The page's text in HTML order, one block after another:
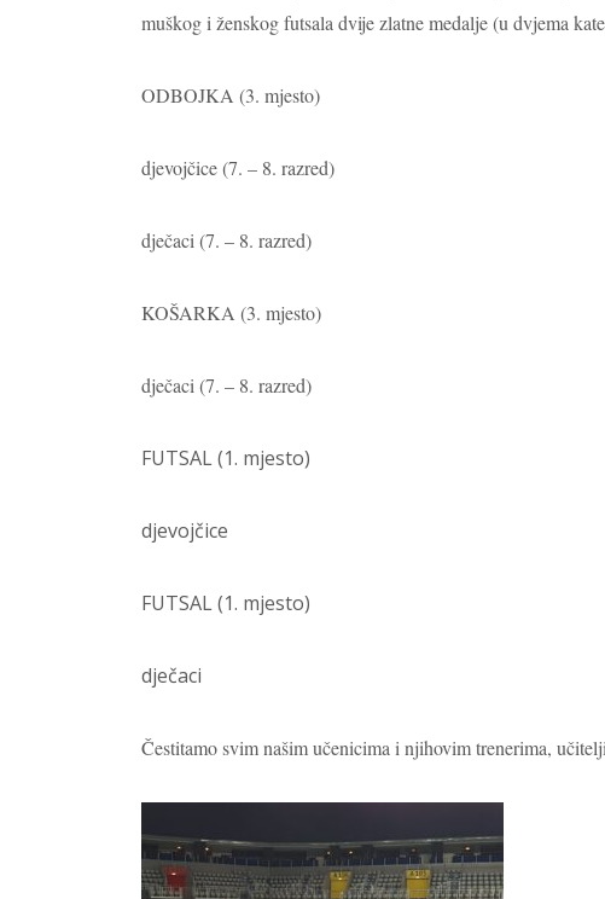
muškog i ženskog futsala dvije zlatne medalje (u dvjema
ODBOJKA (3. mjesto)
djevojčice (7. – 8. razred)
dječaci (7. – 8. razred)
KOŠARKA (3. mjesto)
dječaci (7. – 8. razred)
FUTSAL (1. mjesto)
djevojčice
FUTSAL (1. mjesto)
dječaci
Čestitamo svim našim učenicima i njihovim trenerima,